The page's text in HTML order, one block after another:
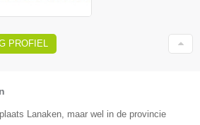
PROFIEL
Lanaken, maar wel in de provincie